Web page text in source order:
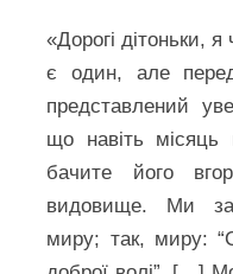
«Дорогі дітоньки,
є один, але
представлений
що навіть місяць
бачите його
видовище. Ми
миру; так, миру: